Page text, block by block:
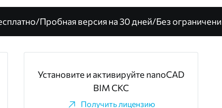
/Пробная версия на 30 дней/Без
Установите и активируйте nanoCAD
BIM СКС
Получить лицензию